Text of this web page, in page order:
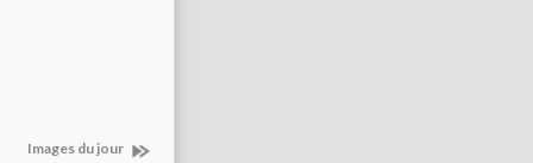
Images du jour